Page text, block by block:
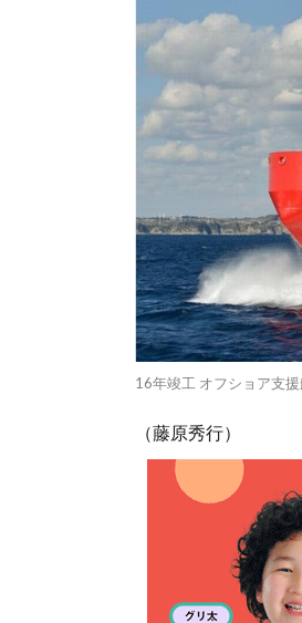
16年竣工 オフショア支
（藤原秀行）